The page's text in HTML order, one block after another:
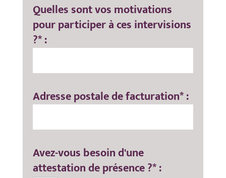
Quelles sont vos motivations
pour participer à ces intervisions
?* :
Adresse postale de facturation* :
Avez-vous besoin d'une
attestation de présence ?* :